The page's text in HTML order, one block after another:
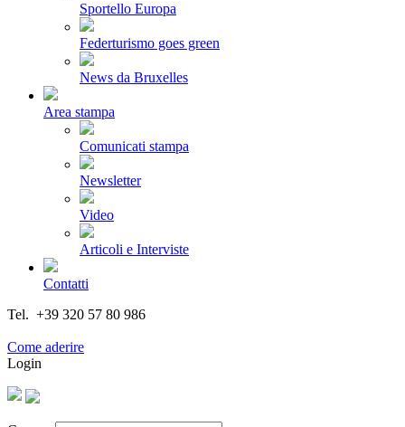
Sportello Europa
Federturismo goes green
News da Bruxelles
Area stampa
Comunicati stampa
Newsletter
Video
Articoli e Interviste
Contatti
Tel. +39 320 57 80 986
Come aderire
Login